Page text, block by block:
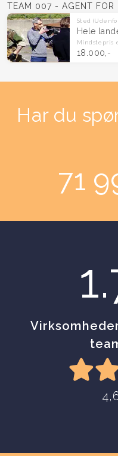
TEAM 007 - AGENT FOR
Sted
Hele
Mindstepris
18.000,-
Har du
71